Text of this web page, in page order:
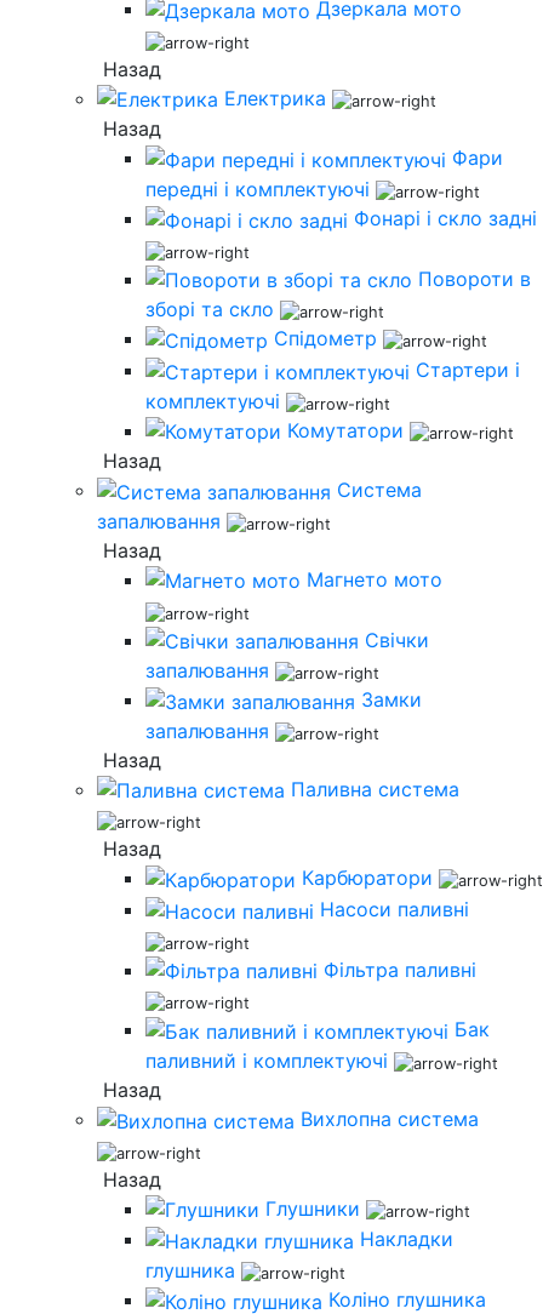
Дзеркала мото
Назад
Електрика
Назад
Фари
передні і комплектуючі
Фонарі і скло задні
Повороти в
зборі та скло
Спідометр
Стартери і
комплектуючі
Комутатори
Назад
Система
запалювання
Назад
Магнето мото
Свічки
запалювання
Замки
запалювання
Назад
Паливна система
Назад
Карбюратори
Насоси паливні
Фільтра паливні
Бак
паливний і комплектуючі
Назад
Вихлопна система
Назад
Глушники
Накладки
глушника
Коліно глушника